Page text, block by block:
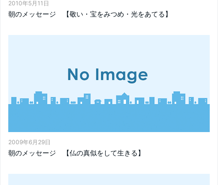
2010年5月11日
朝のメッセージ 【敬い・宝をみつめ・光をあてる】
2009年6月29日
朝のメッセージ 【仏の真似をして生きる】